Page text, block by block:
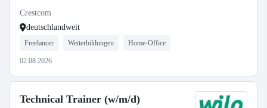
Crestcom
deutschlandweit
Freelancer Weiterbildungen Home-Office
02.08.2026
Technical Trainer (w/m/d)